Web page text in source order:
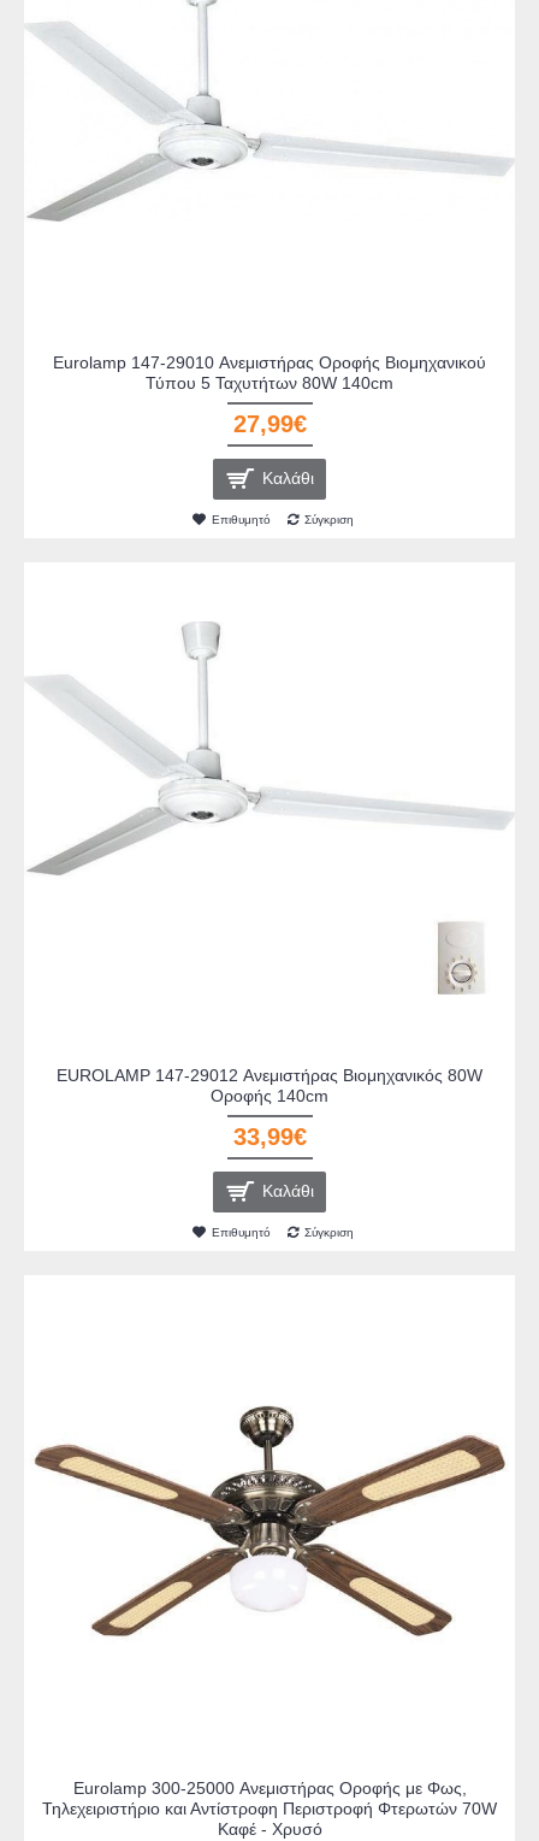
Eurolamp 147-29010 Ανεμιστήρας Οροφής Βιομηχανικού
Τύπου 5 Ταχυτήτων 80W 140cm
27,99€
Καλάθι
Επιθυμητό Σύγκριση
EUROLAMP 147-29012 Ανεμιστήρας Βιομηχανικός 80W
Οροφής 140cm
33,99€
Καλάθι
Επιθυμητό Σύγκριση
Eurolamp 300-25000 Ανεμιστήρας Οροφής με Φως,
Τηλεχειριστήριο και Αντίστροφη Περιστροφή Φτερωτών 70W
Καφέ - Χρυσό